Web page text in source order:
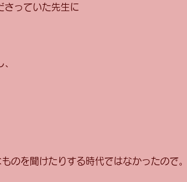
さっていた先生に
、
のを聞けたりする時代ではなかったので。